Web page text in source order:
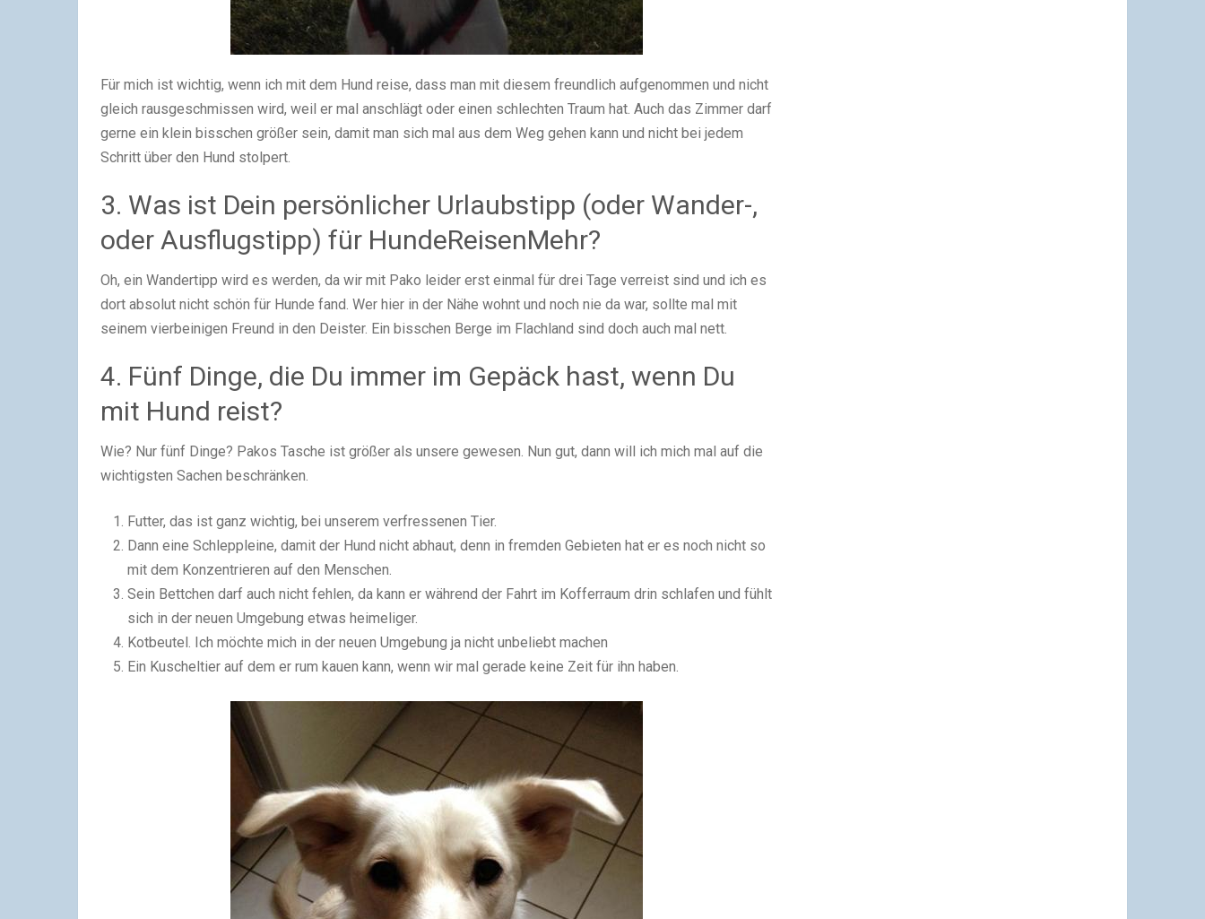
Für mich ist wichtig, wenn ich mit dem Hund reise, dass man mit diesem freundlich aufgenommen und nicht
gleich rausgeschmissen wird, weil er mal anschlägt oder einen schlechten Traum hat. Auch das Zimmer darf
gerne ein klein bisschen größer sein, damit man sich mal aus dem Weg gehen kann und nicht bei jedem
Schritt über den Hund stolpert.
3. Was ist Dein persönlicher Urlaubstipp (oder Wander-,
oder Ausflugstipp) für HundeReisenMehr?
Oh, ein Wandertipp wird es werden, da wir mit Pako leider erst einmal für drei Tage verreist sind und ich es
dort absolut nicht schön für Hunde fand. Wer hier in der Nähe wohnt und noch nie da war, sollte mal mit
seinem vierbeinigen Freund in den Deister. Ein bisschen Berge im Flachland sind doch auch mal nett.
4. Fünf Dinge, die Du immer im Gepäck hast, wenn Du
mit Hund reist?
Wie? Nur fünf Dinge? Pakos Tasche ist größer als unsere gewesen. Nun gut, dann will ich mich mal auf die
wichtigsten Sachen beschränken.
Futter, das ist ganz wichtig, bei unserem verfressenen Tier.
Dann eine Schleppleine, damit der Hund nicht abhaut, denn in fremden Gebieten hat er es noch nicht so
mit dem Konzentrieren auf den Menschen.
Sein Bettchen darf auch nicht fehlen, da kann er während der Fahrt im Kofferraum drin schlafen und fühlt
sich in der neuen Umgebung etwas heimeliger.
Kotbeutel. Ich möchte mich in der neuen Umgebung ja nicht unbeliebt machen
Ein Kuscheltier auf dem er rum kauen kann, wenn wir mal gerade keine Zeit für ihn haben.